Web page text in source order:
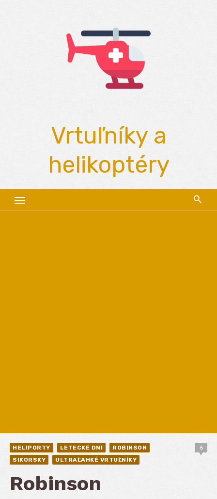
Vrtuľníky a
helikoptéry
HELIPORTY LETECKÉ DNI
ROBINSON
SIKORSKY
ULTRAĽAHKÉ VRTUĽNÍKY
6
Robinson